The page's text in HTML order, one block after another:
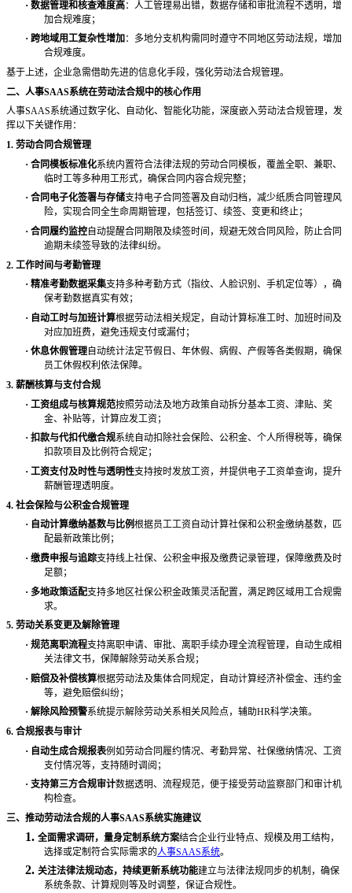
· 数据管理和核查难度高：人工管理易出错，数据存储和审批流程不透明，增
加合规难度；
· 跨地域用工复杂性增加 ：多地分支机构需同时遵守不同地区劳动法规，增加
合规难度。
基于上述，企业急需借助先进的信息化手段，强化劳动法合规管理。
二、人事SAAS系统在劳动法合规中的核心作用
人事SAAS系统通过数字化、自动化、智能化功能，深度嵌入劳动法合规管理，发
挥以下关键作用：
1. 劳动合同合规管理
· 合同模板标准化系统内置符合法律法规的劳动合同模板，覆盖全职、兼职、
临时工等多种用工形式，确保合同内容合规完整；
· 合同电子化签署与存储支持电子合同签署及自动归档，减少纸质合同管理风
险，实现合同全生命周期管理，包括签订、续签、变更和终止；
· 合同履约监控自动提醒合同期限及续签时间，规避无效合同风险，防止合同
逾期未续签导致的法律纠纷。
2. 工作时间与考勤管理
· 精准考勤数据采集支持多种考勤方式（指纹、人脸识别、手机定位等），确
保考勤数据真实有效；
· 自动工时与加班计算根据劳动法相关规定，自动计算标准工时、加班时间及
对应加班费，避免违规支付或漏付；
· 休息休假管理自动统计法定节假日、年休假、病假、产假等各类假期，确保
员工休假权利依法保障。
3. 薪酬核算与支付合规
· 工资组成与核算规范按照劳动法及地方政策自动拆分基本工资、津贴、奖
金、补贴等，计算应发工资；
· 扣款与代扣代缴合规系统自动扣除社会保险、公积金、个人所得税等，确保
扣款项目及比例符合规定；
· 工资支付及时性与透明性支持按时发放工资，并提供电子工资单查询，提升
薪酬管理透明度。
4. 社会保险与公积金合规管理
· 自动计算缴纳基数与比例根据员工工资自动计算社保和公积金缴纳基数，匹
配最新政策比例；
· 缴费申报与追踪支持线上社保、公积金申报及缴费记录管理，保障缴费及时
足额；
· 多地政策适配支持多地区社保公积金政策灵活配置，满足跨区域用工合规需
求。
5. 劳动关系变更及解除管理
· 规范离职流程支持离职申请、审批、离职手续办理全流程管理，自动生成相
关法律文书，保障解除劳动关系合规；
· 赔偿及补偿核算根据劳动法及集体合同规定，自动计算经济补偿金、违约金
等，避免赔偿纠纷；
· 解除风险预警系统提示解除劳动关系相关风险点，辅助HR科学决策。
6. 合规报表与审计
· 自动生成合规报表例如劳动合同履约情况、考勤异常、社保缴纳情况、工资
支付情况等，支持随时调阅；
· 支持第三方合规审计数据透明、流程规范，便于接受劳动监察部门和审计机
构检查。
三、推动劳动法合规的人事SAAS系统实施建议
1. 全面需求调研，量身定制系统方案结合企业行业特点、规模及用工结构，
选择或定制符合实际需求的人事SAAS系统。
2. 关注法律法规动态，持续更新系统功能建立与法律法规同步的机制，确保
系统条款、计算规则等及时调整，保证合规性。